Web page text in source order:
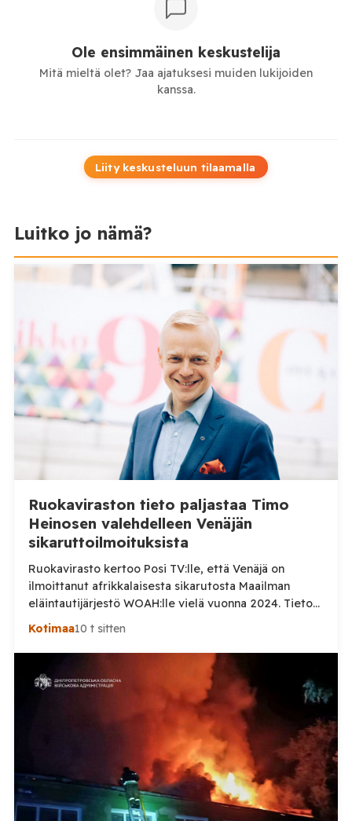
Ole ensimmäinen keskustelija
Mitä mieltä olet? Jaa ajatuksesi muiden lukijoiden
kanssa.
Liity keskusteluun tilaamalla
Luitko jo nämä?
Ruokaviraston tieto paljastaa Timo
Heinosen valehdelleen Venäjän
sikaruttoilmoituksista
Ruokavirasto kertoo Posi TV:lle, että Venäjä on
ilmoittanut afrikkalaisesta sikarutosta Maailman
eläintautijärjestö WOAH:lle vielä vuonna 2024. Tieto
haastaa kokoomuksen kansanedustaja Timo Heinosen
sikaruttoilmoituksista. Suomi on puolestaan
ilmoittanut tuoreesta Virolahden tapauksesta sekä
WOAH:n kautta että suoraan Venäjän
eläinlääkintäviranomaisille. Ruokavirasto kertoi Posi
TV:lle tarkempia tietoja Suomen ensimmäisestä
afrikkalaisen sikaruton tapauksesta sekä
eläintautitietojen vaihdosta […]
Kotimaa10 t sitten